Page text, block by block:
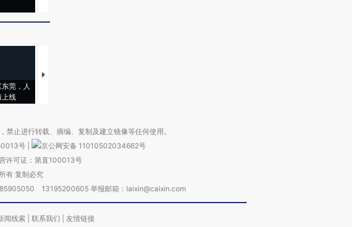
东莞，人
上线
【推广】走进第四届链博
止进行转载、摘编、复制及建立镜像等任何使用。
号
京公网安备 11010502034662号
许可证：第直100013号
有 复制必究
85905050 13195200605 举报邮箱：laixin@caixin.com
闻线索 联系我们 友情链接